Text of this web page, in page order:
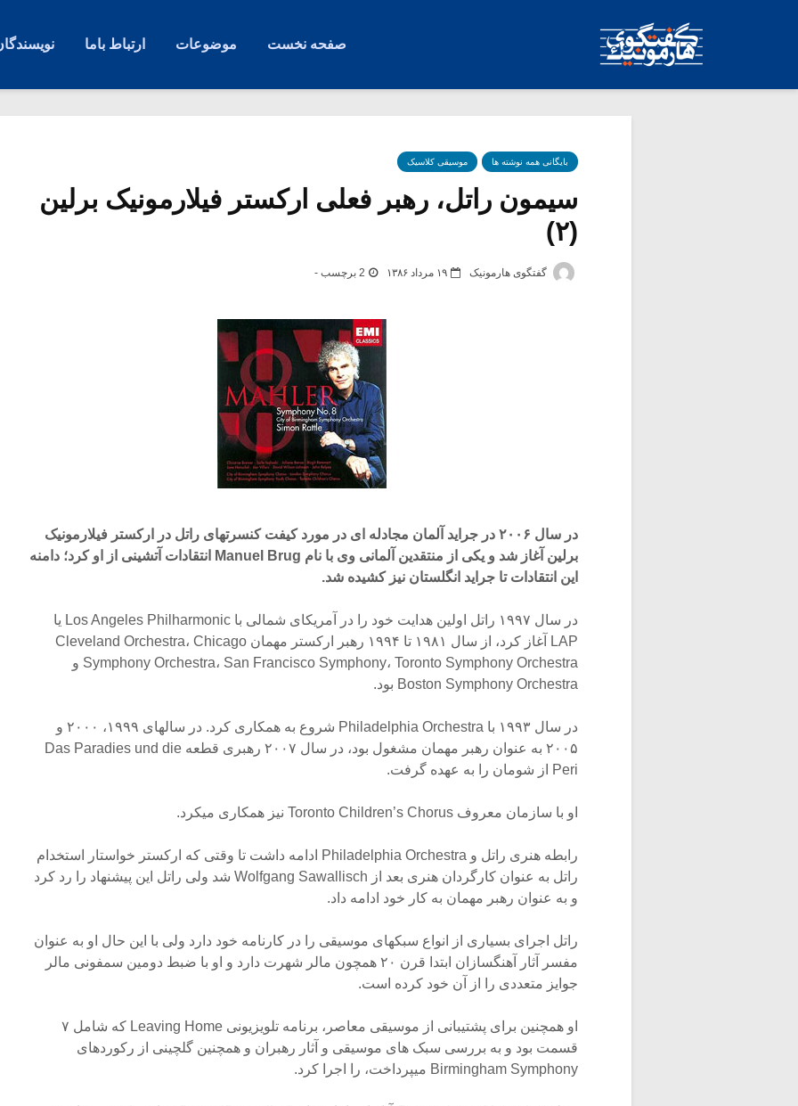
صفحه نخست موضوعات ارتباط باما
بایگانی همه نوشته ها موسیقی کلاسیک
سیمون راتل، رهبر فعلی ارکستر فیلارمونیک برلین
(۲)
گفتگوی هارمونیک ۱۹ مرداد ۱۳۸۶ 2 برچسب -
در سال ۲۰۰۶ در جراید آلمان مجادله ای در مورد کیفت کنسرتهای راتل در ارکستر فیلارمونیک
برلین آغاز شد و یکی از منتقدین آلمانی وی با نام Manuel Brug انتقادات آتشینی از او کرد؛ دامنه
این انتقادات تا جراید انگلستان نیز کشیده شد.
در سال ۱۹۹۷ راتل اولین هدایت خود را در آمریکای شمالی با Los Angeles Philharmonic یا
LAP آغاز کرد، از سال ۱۹۸۱ تا ۱۹۹۴ رهبر ارکستر مهمان Cleveland Orchestra، Chicago
Symphony Orchestra، San Francisco Symphony، Toronto Symphony Orchestra و
Boston Symphony Orchestra بود.
در سال ۱۹۹۳ با Philadelphia Orchestra شروع به همکاری کرد. در سالهای ۱۹۹۹، ۲۰۰۰ و
۲۰۰۵ به عنوان رهبر مهمان مشغول بود، در سال ۲۰۰۷ رهبری قطعه Das Paradies und die
Peri از شومان را به عهده گرفت.
او با سازمان معروف Toronto Children’s Chorus نیز همکاری میکرد.
رابطه هنری راتل و Philadelphia Orchestra ادامه داشت تا وقتی که ارکستر خواستار استخدام
راتل به عنوان کارگردان هنری بعد از Wolfgang Sawallisch شد ولی راتل این پیشنهاد را رد کرد
و به عنوان رهبر مهمان به کار خود ادامه داد.
راتل اجرای بسیاری از انواع سبکهای موسیقی را در کارنامه خود دارد ولی با این حال او به عنوان
مفسر آثار آهنگسازان ابتدا قرن ۲۰ همچون مالر شهرت دارد و او با ضبط دومین سمفونی مالر
جوایز متعددی را از آن خود کرده است.
او همچنین برای پشتیبانی از موسیقی معاصر، برنامه تلویزیونی Leaving Home که شامل ۷
قسمت بود و به بررسی سبک های موسیقی و آثار رهبران و همچنین گلچینی از رکوردهای
Birmingham Symphony میپرداخت، را اجرا کرد.